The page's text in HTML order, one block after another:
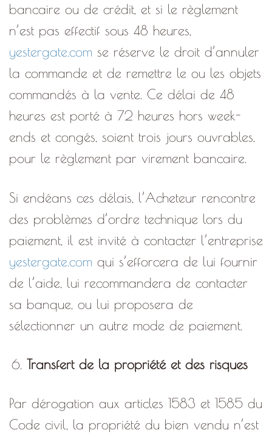
bancaire ou de crédit, et si le règlement
n’est pas effectif sous 48 heures,
yestergate.com se réserve le droit d’annuler
la commande et de remettre le ou les objets
commandés à la vente. Ce délai de 48
heures est porté à 72 heures hors week-
ends et congés, soient trois jours ouvrables,
pour le règlement par virement bancaire.
Si endéans ces délais, l’Acheteur rencontre
des problèmes d’ordre technique lors du
paiement, il est invité à contacter l’entreprise
yestergate.com qui s’efforcera de lui fournir
de l’aide, lui recommandera de contacter
sa banque, ou lui proposera de
sélectionner un autre mode de paiement.
Transfert de la propriété et des risques
Par dérogation aux articles 1583 et 1585 du
Code civil, la propriété du bien vendu n’est